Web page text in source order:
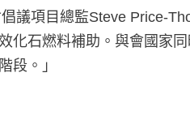
議項目總監Steve Price-
石燃料補助。與會國家
段。」